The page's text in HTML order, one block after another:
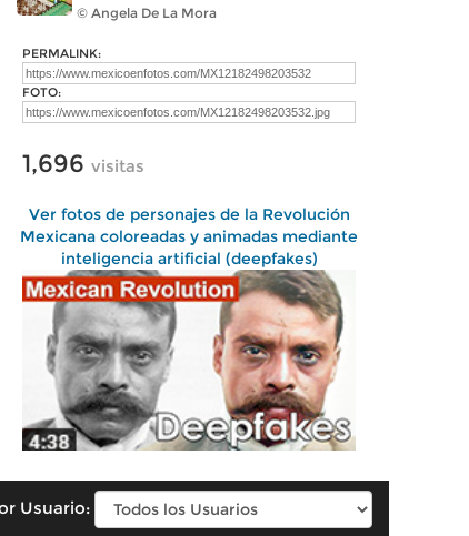
© Angela De La Mora
PERMALINK:
FOTO:
1,696 visitas
Ver fotos de personajes de la Revolución
Mexicana coloreadas y animadas mediante
inteligencia artificial (deepfakes)
Usuario: